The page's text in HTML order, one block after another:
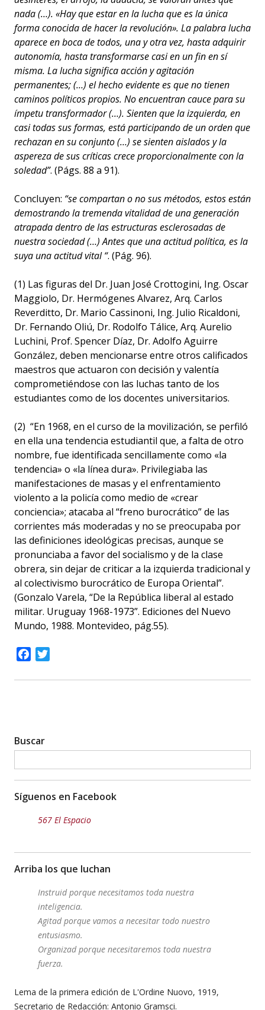
nada (…). «Hay que estar en la lucha que es la única
forma conocida de hacer la revolución». La palabra lucha
aparece en boca de todos, una y otra vez, hasta adquirir
autonomía, hasta transformarse casi en un fin en sí
misma. La lucha significa acción y agitación
permanentes; (…) el hecho evidente es que no tienen
caminos políticos propios. No encuentran cauce para su
ímpetu transformador (…). Sienten que la izquierda, en
casi todas sus formas, está participando de un orden que
rechazan en su conjunto (…) se sienten aislados y la
aspereza de sus críticas crece proporcionalmente con la
soledad”. (Págs. 88 a 91).
Concluyen: “se compartan o no sus métodos, estos están
demostrando la tremenda vitalidad de una generación
atrapada dentro de las estructuras esclerosadas de
nuestra sociedad (…) Antes que una actitud política, es la
suya una actitud vital “. (Pág. 96).
(1) Las figuras del Dr. Juan José Crottogini, Ing. Oscar
Maggiolo, Dr. Hermógenes Alvarez, Arq. Carlos
Reverditto, Dr. Mario Cassinoni, Ing. Julio Ricaldoni,
Dr. Fernando Oliú, Dr. Rodolfo Tálice, Arq. Aurelio
Luchini, Prof. Spencer Díaz, Dr. Adolfo Aguirre
González, deben mencionarse entre otros calificados
maestros que actuaron con decisión y valentía
comprometiéndose con las luchas tanto de los
estudiantes como de los docentes universitarios.
(2) “En 1968, en el curso de la movilización, se perfiló
en ella una tendencia estudiantil que, a falta de otro
nombre, fue identificada sencillamente como «la
tendencia» o «la línea dura». Privilegiaba las
manifestaciones de masas y el enfrentamiento
violento a la policía como medio de «crear
conciencia»; atacaba al “freno burocrático” de las
corrientes más moderadas y no se preocupaba por
las definiciones ideológicas precisas, aunque se
pronunciaba a favor del socialismo y de la clase
obrera, sin dejar de criticar a la izquierda tradicional y
al colectivismo burocrático de Europa Oriental”.
(Gonzalo Varela, “De la República liberal al estado
militar. Uruguay 1968-1973”. Ediciones del Nuevo
Mundo, 1988. Montevideo, pág.55).
Facebook
Buscar
Síguenos en Facebook
567 El Espacio
Arriba los que luchan
Instruid porque necesitamos toda nuestra
inteligencia.
Agitad porque vamos a necesitar todo nuestro
entusiasmo.
Organizad porque necesitaremos toda nuestra
fuerza.
Lema de la primera edición de L'Ordine Nuovo, 1919,
Secretario de Redacción: Antonio Gramsci.